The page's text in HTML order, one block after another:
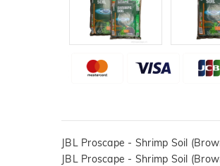
JBL Proscape - Shrimp Soil
JBL Proscape - Shrimp Soil